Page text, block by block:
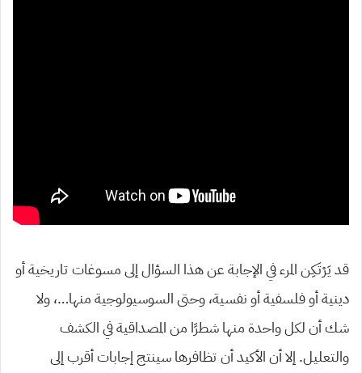
قد يَرْتَكِن المرء في الإجابة عن هذا السؤال إلى مسوغات تاريخية أو
دينية أو فلسفية أو نفسية، وحتى السوسيولوجية منها…، ولا
شك أن لكل واحدة منها شطرًا من المصداقية في الكشف
والتعليل. إلا أن الأكيد أن تظافرها سينتج إجابات أقرب إلى